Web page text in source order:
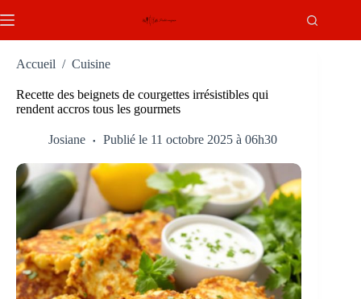
au
Accueil / Cuisine
Recette des beignets de courgettes irrésistibles qui
rendent accros tous les gourmets
Josiane Publié le 11 octobre 2025 à 06h30